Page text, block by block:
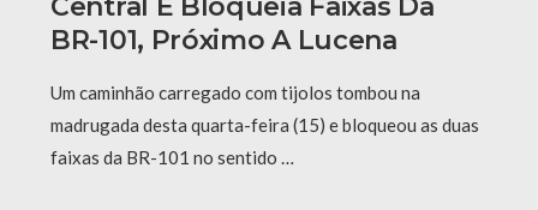
Central E Bloqueia Faixas Da
BR-101, Próximo A Lucena
Um caminhão carregado com tijolos tombou na
madrugada desta quarta-feira (15) e bloqueou as duas
faixas da BR-101 no sentido …